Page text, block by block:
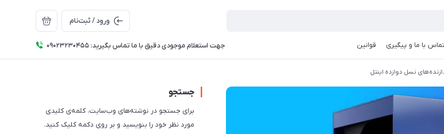
ورود / ثبت‌نام
تماس با ما و پیگیری قوانین جهت استعلام موجودی دقیق با ما تماس بگیرید: 09023230455
نسل دوازده اینتل
جستجو
برای جستجو در نوشته‌های وب‌سایت، کلمه‌ی کلیدی
مورد نظر خود را بنویسید و بر روی دکمه کلیک کنید.